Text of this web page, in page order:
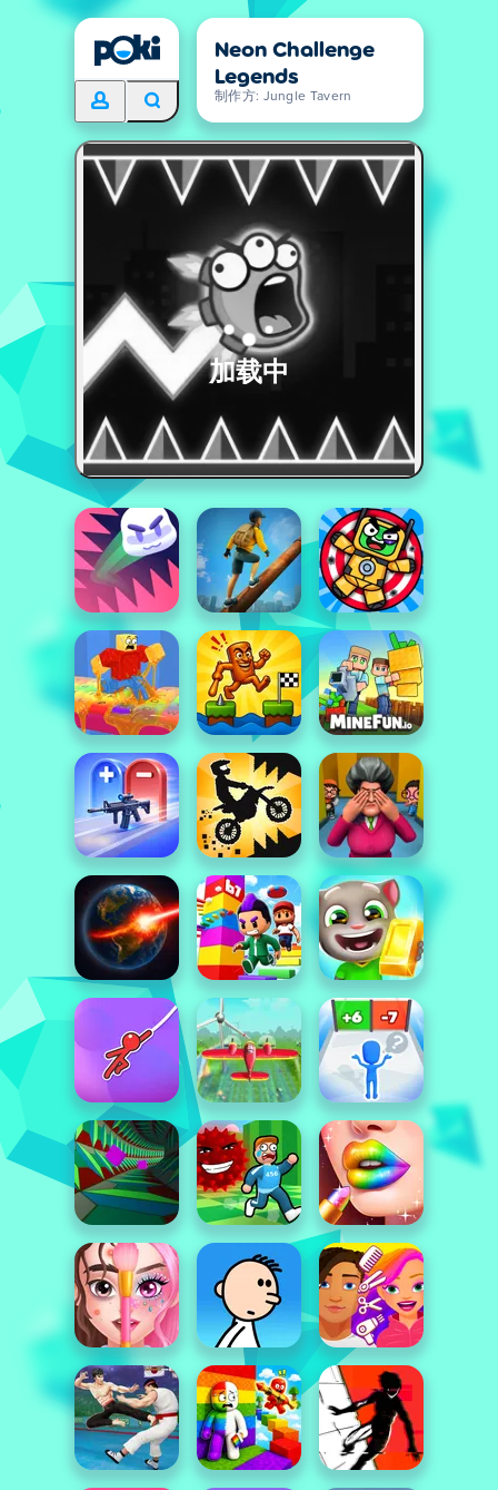
Neon Challenge
Legends
制作方: Jungle Tavern
加载中